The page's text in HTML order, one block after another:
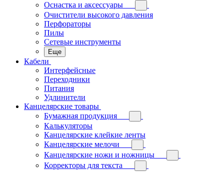
Оснастка и аксессуары
Очистители высокого давления
Перфораторы
Пилы
Сетевые инструменты
Еще
Кабели
Интерфейсные
Переходники
Питания
Удлинители
Канцелярские товары
Бумажная продукция
Калькуляторы
Канцелярские клейкие ленты
Канцелярские мелочи
Канцелярские ножи и ножницы
Корректоры для текста